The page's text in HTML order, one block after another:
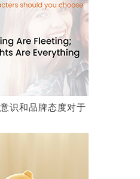
识和品牌态度对于